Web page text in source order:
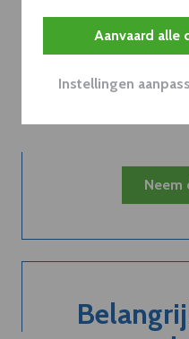
Aanvaard alle
Instellingen
Kort de
Neem